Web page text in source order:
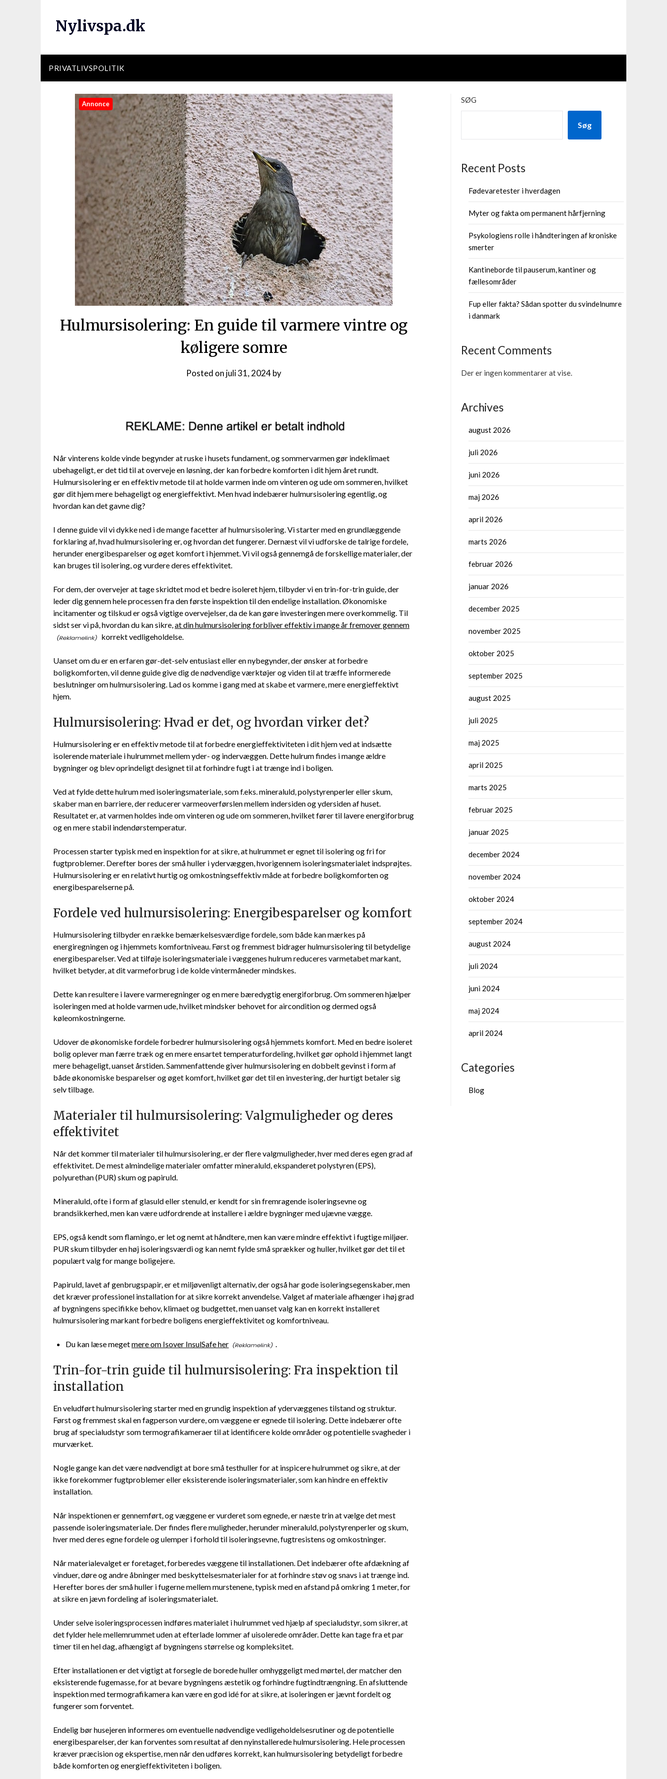
Nylivspa.dk
PRIVATLIVSPOLITIK
Annonce
Hulmursisolering: En guide til varmere vintre og
køligere somre
Posted on juli 31, 2024by
Når vinterens kolde vinde begynder at ruske i husets fundament, og sommervarmen gør indeklimaet
ubehageligt, er det tid til at overveje en løsning, der kan forbedre komforten i dit hjem året rundt.
Hulmursisolering er en effektiv metode til at holde varmen inde om vinteren og ude om sommeren, hvilket
gør dit hjem mere behageligt og energieffektivt. Men hvad indebærer hulmursisolering egentlig, og
hvordan kan det gavne dig?
I denne guide vil vi dykke ned i de mange facetter af hulmursisolering. Vi starter med en grundlæggende
forklaring af, hvad hulmursisolering er, og hvordan det fungerer. Dernæst vil vi udforske de talrige fordele,
herunder energibesparelser og øget komfort i hjemmet. Vi vil også gennemgå de forskellige materialer, der
kan bruges til isolering, og vurdere deres effektivitet.
For dem, der overvejer at tage skridtet mod et bedre isoleret hjem, tilbyder vi en trin-for-trin guide, der
leder dig gennem hele processen fra den første inspektion til den endelige installation. Økonomiske
incitamenter og tilskud er også vigtige overvejelser, da de kan gøre investeringen mere overkommelig. Til
sidst ser vi på, hvordan du kan sikre,at din hulmursisolering forbliver effektiv i mange år fremover gennem
korrekt vedligeholdelse.
Uanset om du er en erfaren gør-det-selv entusiast eller en nybegynder, der ønsker at forbedre
boligkomforten, vil denne guide give dig de nødvendige værktøjer og viden til at træffe informerede
beslutninger om hulmursisolering. Lad os komme i gang med at skabe et varmere, mere energieffektivt
hjem.
Hulmursisolering: Hvad er det, og hvordan virker det?
Hulmursisolering er en effektiv metode til at forbedre energieffektiviteten i dit hjem ved at indsætte
isolerende materiale i hulrummet mellem yder- og indervæggen. Dette hulrum findes i mange ældre
bygninger og blev oprindeligt designet til at forhindre fugt i at trænge ind i boligen.
Ved at fylde dette hulrum med isoleringsmateriale, som f.eks. mineraluld, polystyrenperler eller skum,
skaber man en barriere, der reducerer varmeoverførslen mellem indersiden og ydersiden af huset.
Resultatet er, at varmen holdes inde om vinteren og ude om sommeren, hvilket fører til lavere energiforbrug
og en mere stabil indendørstemperatur.
Processen starter typisk med en inspektion for at sikre, at hulrummet er egnet til isolering og fri for
fugtproblemer. Derefter bores der små huller i ydervæggen, hvorigennem isoleringsmaterialet indsprøjtes.
Hulmursisolering er en relativt hurtig og omkostningseffektiv måde at forbedre boligkomforten og
energibesparelserne på.
Fordele ved hulmursisolering: Energibesparelser og komfort
Hulmursisolering tilbyder en række bemærkelsesværdige fordele, som både kan mærkes på
energiregningen og i hjemmets komfortniveau. Først og fremmest bidrager hulmursisolering til betydelige
energibesparelser. Ved at tilføje isoleringsmateriale i væggenes hulrum reduceres varmetabet markant,
hvilket betyder, at dit varmeforbrug i de kolde vintermåneder mindskes.
Dette kan resultere i lavere varmeregninger og en mere bæredygtig energiforbrug. Om sommeren hjælper
isoleringen med at holde varmen ude, hvilket mindsker behovet for aircondition og dermed også
køleomkostningerne.
Udover de økonomiske fordele forbedrer hulmursisolering også hjemmets komfort. Med en bedre isoleret
bolig oplever man færre træk og en mere ensartet temperaturfordeling, hvilket gør ophold i hjemmet langt
mere behageligt, uanset årstiden. Sammenfattende giver hulmursisolering en dobbelt gevinst i form af
både økonomiske besparelser og øget komfort, hvilket gør det til en investering, der hurtigt betaler sig
selv tilbage.
Materialer til hulmursisolering: Valgmuligheder og deres
effektivitet
Når det kommer til materialer til hulmursisolering, er der flere valgmuligheder, hver med deres egen grad af
effektivitet. De mest almindelige materialer omfatter mineraluld, ekspanderet polystyren (EPS),
polyurethan (PUR) skum og papiruld.
Mineraluld, ofte i form af glasuld eller stenuld, er kendt for sin fremragende isoleringsevne og
brandsikkerhed, men kan være udfordrende at installere i ældre bygninger med ujævne vægge.
EPS, også kendt som flamingo, er let og nemt at håndtere, men kan være mindre effektivt i fugtige miljøer.
PUR skum tilbyder en høj isoleringsværdi og kan nemt fylde små sprækker og huller, hvilket gør det til et
populært valg for mange boligejere.
Papiruld, lavet af genbrugspapir, er et miljøvenligt alternativ, der også har gode isoleringsegenskaber, men
det kræver professionel installation for at sikre korrekt anvendelse. Valget af materiale afhænger i høj grad
af bygningens specifikke behov, klimaet og budgettet, men uanset valg kan en korrekt installeret
hulmursisolering markant forbedre boligens energieffektivitet og komfortniveau.
Du kan læse megetmere om Isover InsulSafe her .
Trin-for-trin guide til hulmursisolering: Fra inspektion til
installation
En veludført hulmursisolering starter med en grundig inspektion af ydervæggenes tilstand og struktur.
Først og fremmest skal en fagperson vurdere, om væggene er egnede til isolering. Dette indebærer ofte
brug af specialudstyr som termografikameraer til at identificere kolde områder og potentielle svagheder i
murværket.
Nogle gange kan det være nødvendigt at bore små testhuller for at inspicere hulrummet og sikre, at der
ikke forekommer fugtproblemer eller eksisterende isoleringsmaterialer, som kan hindre en effektiv
installation.
Når inspektionen er gennemført, og væggene er vurderet som egnede, er næste trin at vælge det mest
passende isoleringsmateriale. Der findes flere muligheder, herunder mineraluld, polystyrenperler og skum,
hver med deres egne fordele og ulemper i forhold til isoleringsevne, fugtresistens og omkostninger.
Når materialevalget er foretaget, forberedes væggene til installationen. Det indebærer ofte afdækning af
vinduer, døre og andre åbninger med beskyttelsesmaterialer for at forhindre støv og snavs i at trænge ind.
Herefter bores der små huller i fugerne mellem murstenene, typisk med en afstand på omkring 1 meter, for
at sikre en jævn fordeling af isoleringsmaterialet.
Under selve isoleringsprocessen indføres materialet i hulrummet ved hjælp af specialudstyr, som sikrer, at
det fylder hele mellemrummet uden at efterlade lommer af uisolerede områder. Dette kan tage fra et par
timer til en hel dag, afhængigt af bygningens størrelse og kompleksitet.
Efter installationen er det vigtigt at forsegle de borede huller omhyggeligt med mørtel, der matcher den
eksisterende fugemasse, for at bevare bygningens æstetik og forhindre fugtindtrængning. En afsluttende
inspektion med termografikamera kan være en god idé for at sikre, at isoleringen er jævnt fordelt og
fungerer som forventet.
Endelig bør husejeren informeres om eventuelle nødvendige vedligeholdelsesrutiner og de potentielle
energibesparelser, der kan forventes som resultat af den nyinstallerede hulmursisolering. Hele processen
kræver præcision og ekspertise, men når den udføres korrekt, kan hulmursisolering betydeligt forbedre
både komforten og energieffektiviteten i boligen.
SØG
Søg
Recent Posts
Fødevaretester i hverdagen
Myter og fakta om permanent hårfjerning
Psykologiens rolle i håndteringen af kroniske
smerter
Kantineborde til pauserum, kantiner og
fællesområder
Fup eller fakta? Sådan spotter du svindelnumre
i danmark
Recent Comments
Der er ingen kommentarer at vise.
Archives
august 2026
juli 2026
juni 2026
maj 2026
april 2026
marts 2026
februar 2026
januar 2026
december 2025
november 2025
oktober 2025
september 2025
august 2025
juli 2025
maj 2025
april 2025
marts 2025
februar 2025
januar 2025
december 2024
november 2024
oktober 2024
september 2024
august 2024
juli 2024
juni 2024
maj 2024
april 2024
Categories
Blog